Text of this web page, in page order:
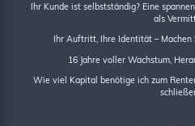
Ihr Kunde ist selbstständig? Eine
als
Ihr Auftritt, Ihre Identität – Machen
16 Jahre voller Wachstum,
Wie viel Kapital benötige ich zum